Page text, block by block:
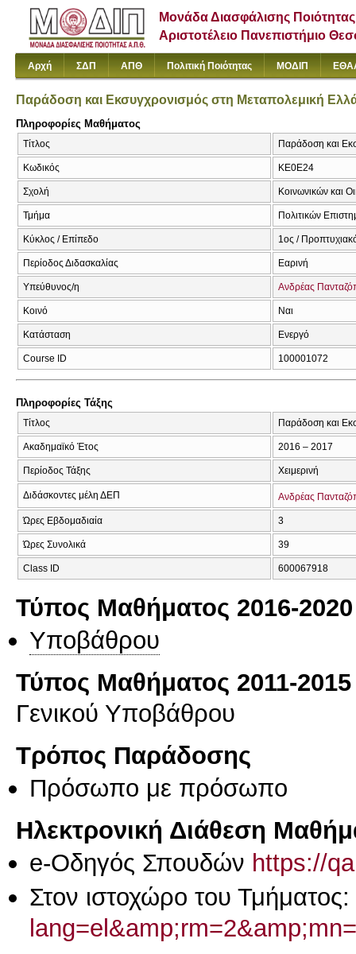
Μονάδα Διασφάλισης Ποιότητας
Αριστοτέλειο Πανεπιστήμιο
Αρχή ΣΔΠ ΑΠΘ Πολιτική Ποιότητας ΜΟΔΙΠ
Παράδοση και Εκσυγχρονισμός στη Μεταπολεμική
Πληροφορίες Μαθήματος
Τίτλος Παράδοση και
Κωδικός ΚΕ0Ε24
Σχολή Κοινωνικών και
Τμήμα Πολιτικών
Κύκλος / Επίπεδο 1ος /
Περίοδος Διδασκαλίας Εαρινή
Υπεύθυνος/η Ανδρέας
Κοινό Ναι
Κατάσταση Ενεργό
Course ID 100001072
Πληροφορίες Τάξης
Τίτλος Παράδοση και
Ακαδημαϊκό Έτος 2016 – 2017
Περίοδος Τάξης Χειμερινή
Διδάσκοντες μέλη ΔΕΠ Ανδρέας
Ώρες Εβδομαδιαία 3
Ώρες Συνολικά 39
Class ID 600067918
Τύπος Μαθήματος 2016-2020
Υποβάθρου
Τύπος Μαθήματος 2011-2015
Γενικού Υποβάθρου
Τρόπος Παράδοσης
Πρόσωπο με πρόσωπο
Ηλεκτρονική Διάθεση
e-Οδηγός Σπουδών https://
Στον ιστοχώρο του Τμήματος: